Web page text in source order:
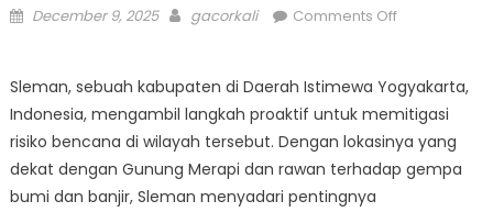
Posted
December 9, 2025 Author
gacorkali Comments Offon
langkah
proaktif
untuk
memitigasi
Sleman, sebuah kabupaten di Daerah Istimewa Yogyakarta,
Indonesia, mengambil langkah proaktif untuk memitigasi
risiko bencana di wilayah tersebut. Dengan lokasinya yang
dekat dengan Gunung Merapi dan rawan terhadap gempa
bumi dan banjir, Sleman menyadari pentingnya